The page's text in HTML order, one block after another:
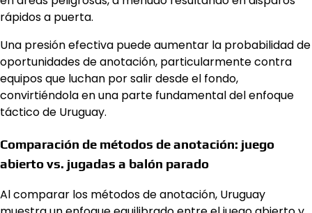
rápidos a puerta.
Una presión efectiva puede aumentar la probabilidad de
oportunidades de anotación, particularmente contra
equipos que luchan por salir desde el fondo,
convirtiéndola en una parte fundamental del enfoque
táctico de Uruguay.
Comparación de métodos de anotación: juego
abierto vs. jugadas a balón parado
Al comparar los métodos de anotación, Uruguay